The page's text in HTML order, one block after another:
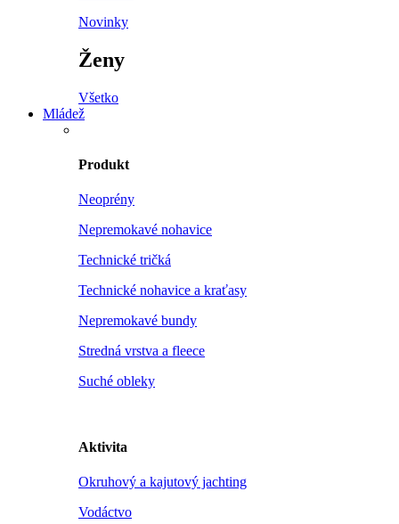
Novinky
Ženy
Všetko
Mládež
Produkt
Neoprény
Nepremokavé nohavice
Technické tričká
Technické nohavice a kraťasy
Nepremokavé bundy
Stredná vrstva a fleece
Suché obleky
Aktivita
Okruhový a kajutový jachting
Vodáctvo